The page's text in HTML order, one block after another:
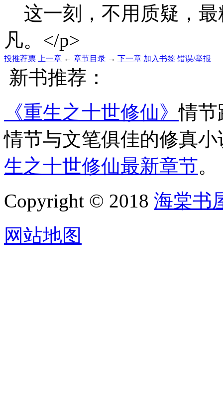
这一刻，不用质疑，最
凡。</p>
投推荐票 上一章 ← 章节目录 → 下一章 加入书签 错误/举报
新书推荐：
《重生之十世修仙》情节
情节与文笔俱佳的修真
生之十世修仙最新章节。
Copyright © 2018 海棠书
网站地图